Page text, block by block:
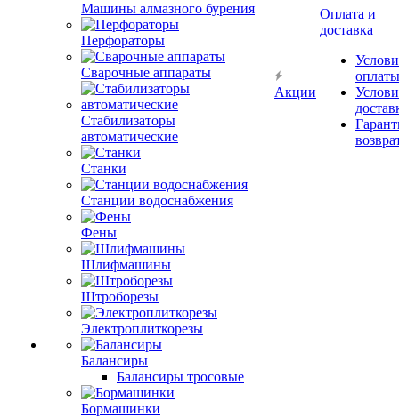
Машины алмазного бурения
Перфораторы
Сварочные аппараты
Стабилизаторы
автоматические
Станки
Станции водоснабжения
Фены
Шлифмашины
Штроборезы
Электроплиткорезы
Балансиры
Балансиры тросовые
Бормашинки